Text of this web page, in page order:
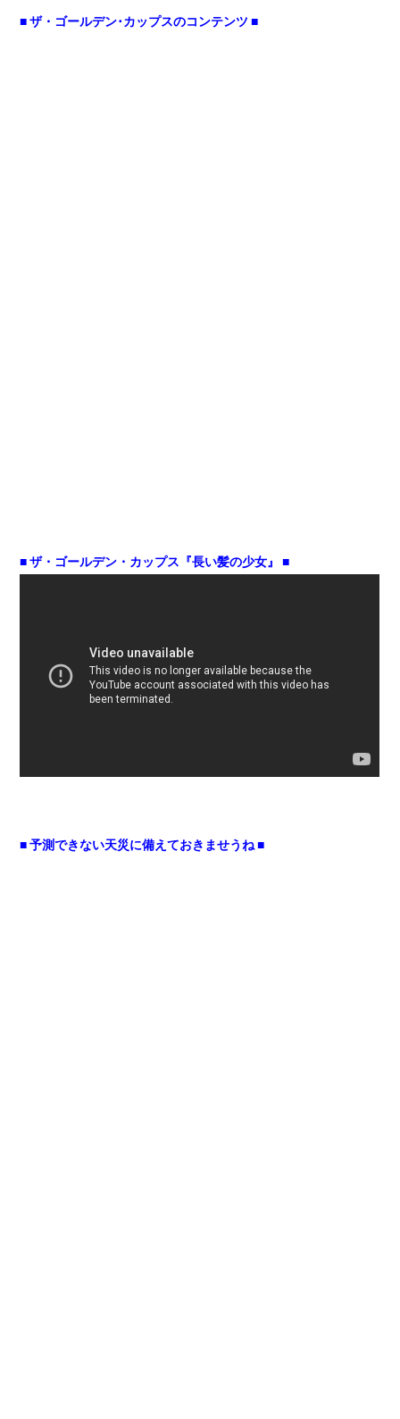
■ ザ・ゴールデン･カップスのコンテンツ ■
■ ザ・ゴールデン・カップス『長い髪の少女』 ■
■ 予測できない天災に備えておきませうね ■